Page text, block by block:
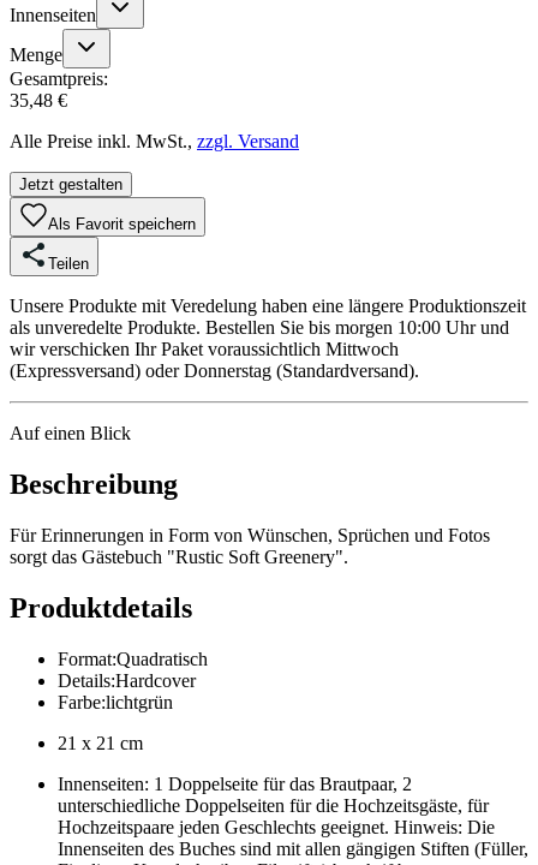
Innenseiten
Menge
Gesamtpreis:
35,48 €
Alle Preise inkl. MwSt., zzgl. Versand
Jetzt gestalten
Als Favorit speichern
Teilen
Unsere Produkte mit Veredelung haben eine längere Produktionszeit
als unveredelte Produkte. Bestellen Sie bis morgen 10:00 Uhr und
wir verschicken Ihr Paket voraussichtlich Mittwoch
(Expressversand) oder Donnerstag (Standardversand).
Auf einen Blick
Beschreibung
Für Erinnerungen in Form von Wünschen, Sprüchen und Fotos
sorgt das Gästebuch "Rustic Soft Greenery".
Produktdetails
Format:Quadratisch
Details:Hardcover
Farbe:lichtgrün
21 x 21 cm
Innenseiten: 1 Doppelseite für das Brautpaar, 2
unterschiedliche Doppelseiten für die Hochzeitsgäste, für
Hochzeitspaare jeden Geschlechts geeignet. Hinweis: Die
Innenseiten des Buches sind mit allen gängigen Stiften (Füller,